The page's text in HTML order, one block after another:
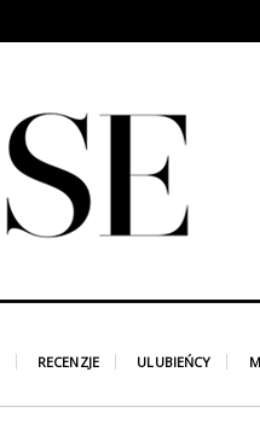
RECENZJE ULUBIEŃCY